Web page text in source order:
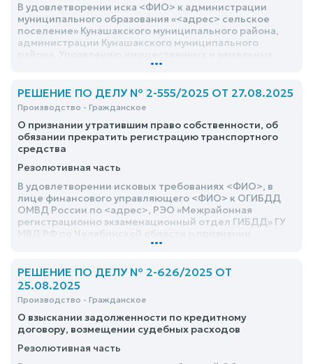
В удовлетворении иска <ФИО> к администрации
муниципального образования «<адрес> сельское
поселение» Кунашакского муниципального района,
администрации Кунашакского муниципального
отношений администрации Кунашакского
площади земельного участка с кадастровым номером
№, находящегося по адресу: <адрес> соответствие с
данными межевого плана от <дата> составленных
кадастровым инженером <ФИО> на основании
установленных фактических границ – отказать
...
РЕШЕНИЕ ПО ДЕЛУ № 2-555/2025 ОТ 27.08.2025
Производство - Гражданское
О признании утратившим право собственности, об
обязании прекратить регистрацию транспортного
средства
Резолютивная часть
В удовлетворении исковых требованиях <ФИО>, в
лице финансового управляющего <ФИО> к ОГИБДД
ОМВД России по <адрес>, РЭО «Межрайонная
регистрационно экзаменационный отдел ГИБДД» ГУ
МВД РФ по Челябинской области о признании
утратившей право собственности на имущество:
идентификационным номером №, <дата> года
выпуска, модель двигателя № двигатель №, цвет
серебристый, паспорт транспортного средства
№<адрес>, свидетельство о регистрации ТС №; об
обязании УГИБДД России по Челябинской области
прекратить регистрацию транспортного средства за
...
РЕШЕНИЕ ПО ДЕЛУ № 2-626/2025 ОТ
25.08.2025
Производство - Гражданское
О взыскании задолженности по кредитному
договору, возмещении судебных расходов
Резолютивная часть